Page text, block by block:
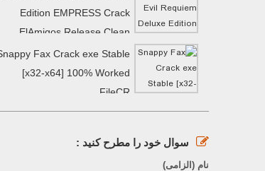
Edition EMPRESS Crack
ElAmigos Release Clean
MediaFire
Fax Crack exe Stable
[x32-x64] 100% Worked
FileCR
سوال خود را مطرح کنید :
نام (الزامی)